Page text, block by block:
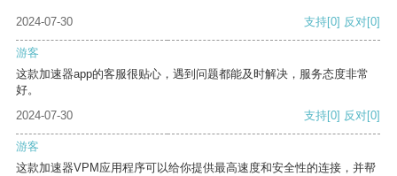
2024-07-30 支持[0] 反对[0]
游客
这款加速器app的客服很贴心，遇到问题都能及时解决，服务态度非常
好。
2024-07-30
支持[0] 反对[0]
游客
这款加速器VPM应用程序可以给你提供最高速度和安全性的连接，并帮